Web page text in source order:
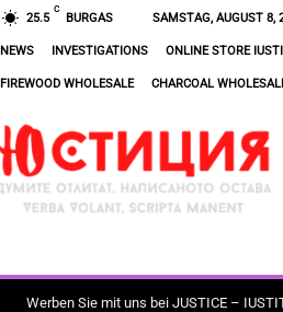
25.5
C
BURGAS SAMSTAG, AUGUST 8,
NEWS INVESTIGATIONS ONLINE STORE
FIREWOOD WHOLESALE CHARCOAL
Werben Sie mit uns bei JUSTICE –